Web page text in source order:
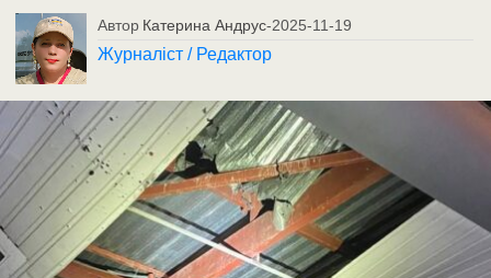
Автор Катерина Андрус-2025-11-19
Журналіст / Редактор